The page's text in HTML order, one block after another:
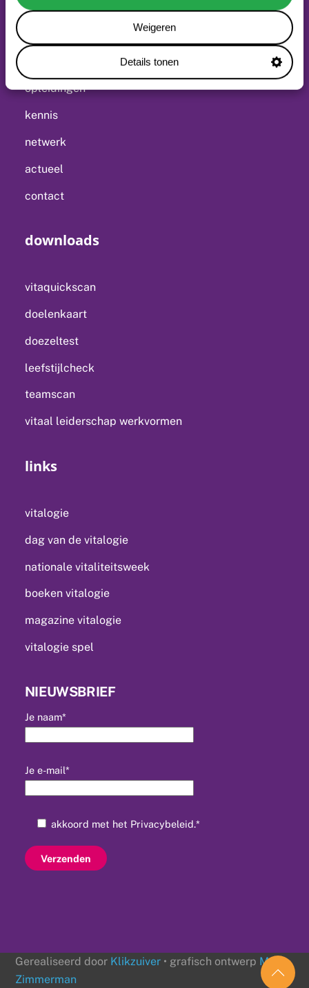
Weigeren
Details tonen
menu
opleidingen
kennis
netwerk
actueel
contact
downloads
vitaquickscan
doelenkaart
doezeltest
leefstijlcheck
teamscan
vitaal leiderschap werkvormen
links
vitalogie
dag van de vitalogie
nationale vitaliteitsweek
boeken vitalogie
magazine vitalogie
vitalogie spel
NIEUWSBRIEF
Je naam*
Je e-mail*
akkoord met het Privacybeleid.*
Gerealiseerd door Klikzuiver • grafisch ontwerp Mr
Zimmerman